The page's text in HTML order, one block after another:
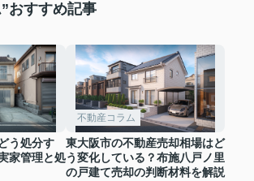
おすすめ記事
う処分す
家管理と処
不動産コラム
東大阪市の不動産売却相場はど
う変化している？布施八戸ノ里
の戸建て売却の判断材料を解説